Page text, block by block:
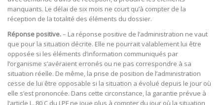
manquants. Le délai de six mois ne court qu’à compter de la
réception de la totalité des éléments du dossier.
Réponse positive.– La réponse positive de l’administration ne vaut
que pour la situation décrite. Elle ne pourrait valablement lui être
opposée si les éléments d’information communiqués par
l’organisme s’avéraient erronés ou ne pas correspondre à sa
situation réelle. De même, la prise de position de l’administration
cesse de lui être opposable si la situation a évolué depuis le jour où
elle s’est prononcée. Dans cette circonstance, la garantie prévue à
l’article L. 80 C du LPF ne joue plus à compter du jour où la situation